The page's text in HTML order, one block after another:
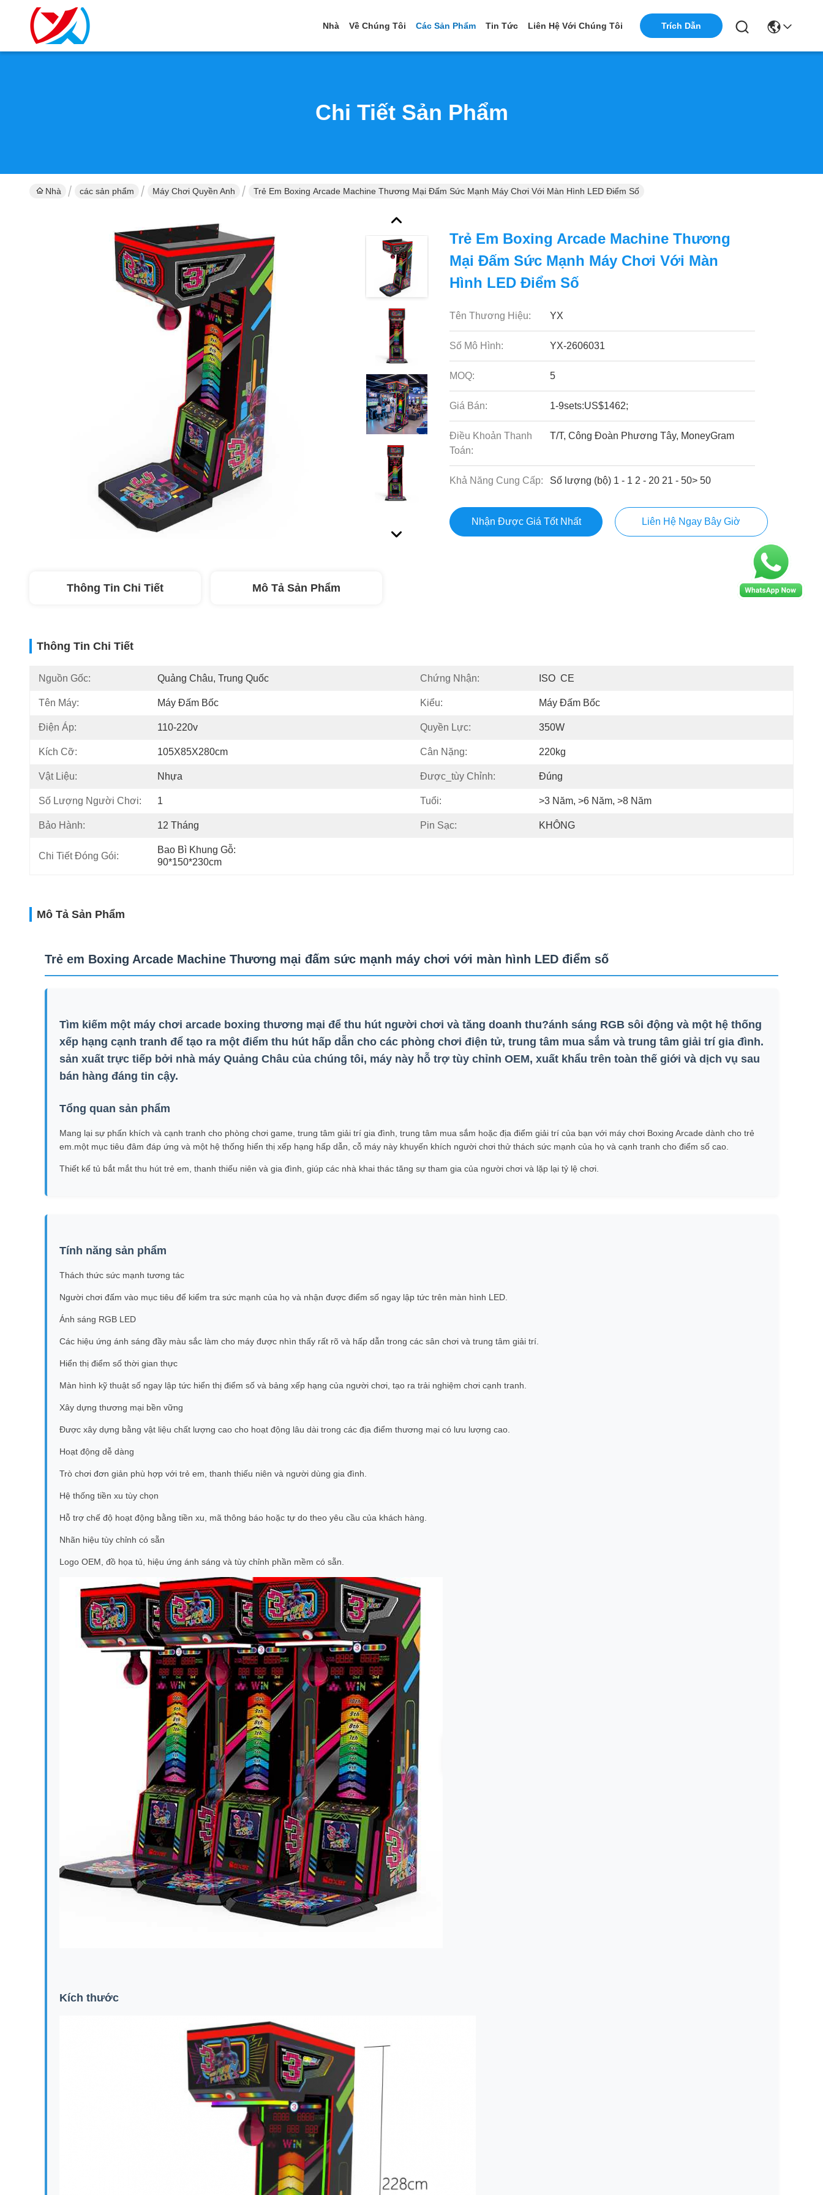
Nhà Về Chúng Tôi Các Sản Phẩm Tin Tức Liên Hệ Với Chúng Tôi Trích Dẫn
Chi Tiết Sản Phẩm
Nhà các sản phẩm Máy Chơi Quyền Anh Trẻ Em Boxing Arcade Machine Thương Mại Đấm Sức Mạnh Máy Chơi Với Màn Hình LED Điểm Số
Trẻ Em Boxing Arcade Machine Thương
Mại Đấm Sức Mạnh Máy Chơi Với Màn
Hình LED Điểm Số
Tên Thương Hiệu: YX
Số Mô Hình: YX-2606031
MOQ: 5
Giá Bán: 1-9sets:US$1462;
Điều Khoản Thanh
Toán:
T/T, Công Đoàn Phương Tây, MoneyGram
Khả Năng Cung Cấp: Số lượng (bộ) 1 - 1 2 - 20 21 - 50> 50
Nhận Được Giá Tốt Nhất Liên Hệ Ngay Bây Giờ
Thông Tin Chi Tiết Mô Tả Sản Phẩm
Thông Tin Chi Tiết
Nguồn Gốc: Quảng Châu, Trung Quốc Chứng Nhận: ISO  CE
Tên Máy: Máy Đấm Bốc Kiểu: Máy Đấm Bốc
Điện Áp: 110-220v Quyền Lực: 350W
Kích Cỡ: 105X85X280cm Cân Nặng: 220kg
Vật Liệu: Nhựa Được_tùy Chỉnh: Đúng
Số Lượng Người Chơi: 1 Tuổi: >3 Năm, >6 Năm, >8 Năm
Bảo Hành: 12 Tháng Pin Sạc: KHÔNG
Chi Tiết Đóng Gói:
Bao Bì Khung Gỗ:
90*150*230cm
Mô Tả Sản Phẩm
Trẻ em Boxing Arcade Machine Thương mại đấm sức mạnh máy chơi với màn hình LED điểm số
Tìm kiếm một máy chơi arcade boxing thương mại để thu hút người chơi và tăng doanh thu?ánh sáng RGB sôi động và một hệ thống
xếp hạng cạnh tranh để tạo ra một điểm thu hút hấp dẫn cho các phòng chơi điện tử, trung tâm mua sắm và trung tâm giải trí gia đình.
sản xuất trực tiếp bởi nhà máy Quảng Châu của chúng tôi, máy này hỗ trợ tùy chỉnh OEM, xuất khẩu trên toàn thế giới và dịch vụ sau
bán hàng đáng tin cậy.
Tổng quan sản phẩm
Mang lại sự phấn khích và cạnh tranh cho phòng chơi game, trung tâm giải trí gia đình, trung tâm mua sắm hoặc địa điểm giải trí của bạn với máy chơi Boxing Arcade dành cho trẻ
em.một mục tiêu đâm đáp ứng và một hệ thống hiển thị xếp hạng hấp dẫn, cỗ máy này khuyến khích người chơi thử thách sức mạnh của họ và cạnh tranh cho điểm số cao.
Thiết kế tủ bắt mắt thu hút trẻ em, thanh thiếu niên và gia đình, giúp các nhà khai thác tăng sự tham gia của người chơi và lặp lại tỷ lệ chơi.
Tính năng sản phẩm
Thách thức sức mạnh tương tác
Người chơi đấm vào mục tiêu để kiểm tra sức mạnh của họ và nhận được điểm số ngay lập tức trên màn hình LED.
Ánh sáng RGB LED
Các hiệu ứng ánh sáng đầy màu sắc làm cho máy được nhìn thấy rất rõ và hấp dẫn trong các sân chơi và trung tâm giải trí.
Hiển thị điểm số thời gian thực
Màn hình kỹ thuật số ngay lập tức hiển thị điểm số và bảng xếp hạng của người chơi, tạo ra trải nghiệm chơi cạnh tranh.
Xây dựng thương mại bền vững
Được xây dựng bằng vật liệu chất lượng cao cho hoạt động lâu dài trong các địa điểm thương mại có lưu lượng cao.
Hoạt động dễ dàng
Trò chơi đơn giản phù hợp với trẻ em, thanh thiếu niên và người dùng gia đình.
Hệ thống tiền xu tùy chọn
Hỗ trợ chế độ hoạt động bằng tiền xu, mã thông báo hoặc tự do theo yêu cầu của khách hàng.
Nhãn hiệu tùy chỉnh có sẵn
Logo OEM, đồ họa tủ, hiệu ứng ánh sáng và tùy chỉnh phần mềm có sẵn.
Kích thước